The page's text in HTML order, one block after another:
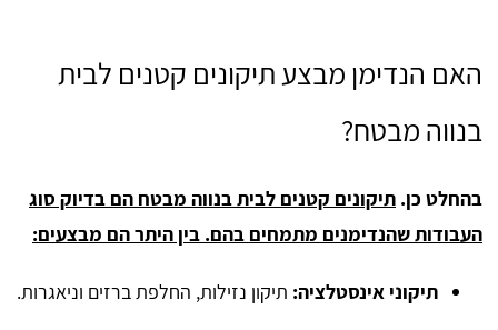
האם הנדימן מבצע תיקונים קטנים לבית
בנווה מבטח?
בהחלט כן. תיקונים קטנים לבית בנווה מבטח הם בדיוק סוג
העבודות שהנדימנים מתמחים בהם. בין היתר הם מבצעים:
תיקוני אינסטלציה: תיקון נזילות, החלפת ברזים וניאגרות.